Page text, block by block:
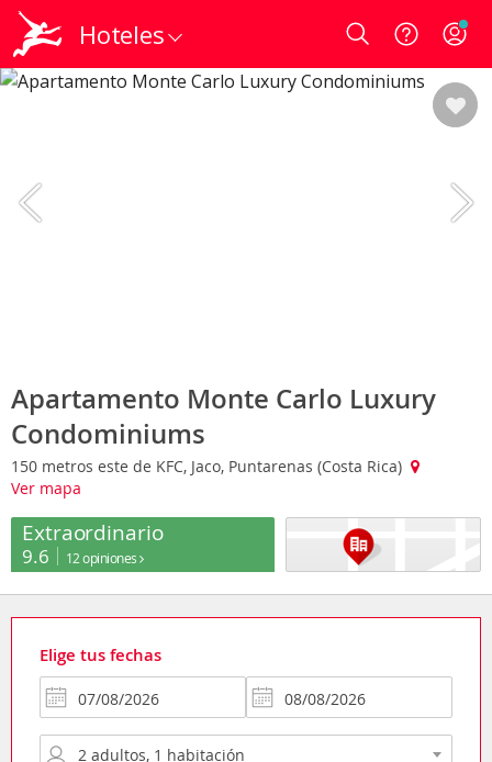
Hoteles Login
Apartamento Monte Carlo Luxury
Condominiums
150 metros este de KFC, Jaco, Puntarenas (Costa Rica)
Ver mapa
Extraordinario
9.6 12 opiniones
Elige tus fechas